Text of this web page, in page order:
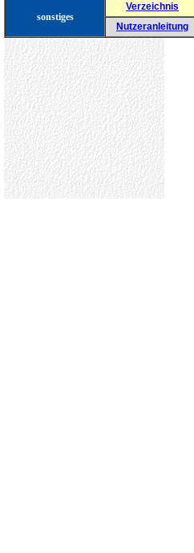
sonstiges
Verzeichnis
Nutzeranleitung